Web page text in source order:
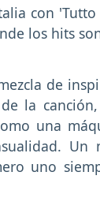
con 'Tutto
los hits
de
la
una
Un
uno